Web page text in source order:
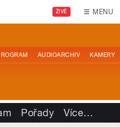
ŽIVĚ MENU
AUDIOARCHIV KAMERY
Pořady Více…